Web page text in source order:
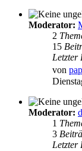
Moderator:
2
15
Letzter
von
Moderator:
1
3
Letzter